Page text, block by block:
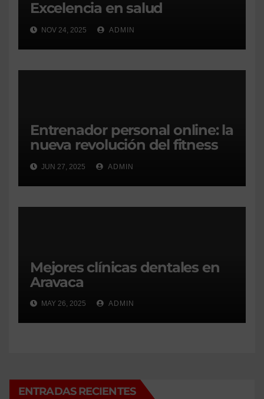
Excelencia en salud
bucodental para todos
NOV 24, 2025 ADMIN
Entrenador personal online: la
nueva revolución del fitness
desde casa
JUN 27, 2025 ADMIN
Mejores clínicas dentales en
Aravaca
MAY 26, 2025 ADMIN
ENTRADAS RECIENTES